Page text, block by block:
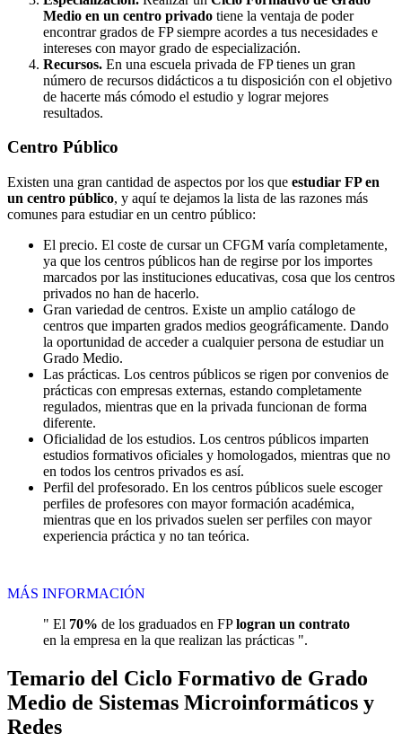
Medio en un centro privado tiene la ventaja de poder
encontrar grados de FP siempre acordes a tus necesidades e
intereses con mayor grado de especialización.
Recursos. En una escuela privada de FP tienes un gran
número de recursos didácticos a tu disposición con el objetivo
de hacerte más cómodo el estudio y lograr mejores
resultados.
Centro Público
Existen una gran cantidad de aspectos por los que estudiar FP en
un centro público, y aquí te dejamos la lista de las razones más
comunes para estudiar en un centro público:
El precio. El coste de cursar un CFGM varía completamente,
ya que los centros públicos han de regirse por los importes
marcados por las instituciones educativas, cosa que los centros
privados no han de hacerlo.
Gran variedad de centros. Existe un amplio catálogo de
centros que imparten grados medios geográficamente. Dando
la oportunidad de acceder a cualquier persona de estudiar un
Grado Medio.
Las prácticas. Los centros públicos se rigen por convenios de
prácticas con empresas externas, estando completamente
regulados, mientras que en la privada funcionan de forma
diferente.
Oficialidad de los estudios. Los centros públicos imparten
estudios formativos oficiales y homologados, mientras que no
en todos los centros privados es así.
Perfil del profesorado. En los centros públicos suele escoger
perfiles de profesores con mayor formación académica,
mientras que en los privados suelen ser perfiles con mayor
experiencia práctica y no tan teórica.
MÁS INFORMACIÓN
" El 70% de los graduados en FPlogran un contrato
en la empresa en la que realizan las prácticas ".
Temario del Ciclo Formativo de Grado
Medio de Sistemas Microinformáticos y
Redes